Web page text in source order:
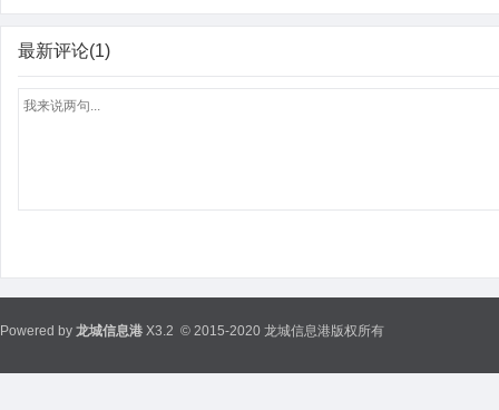
最新评论(1)
Powered by 龙城信息港 X3.2 © 2015-2020 龙城信息港版权所有